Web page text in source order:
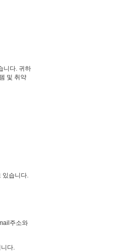
니다. 귀하
및 취약
있습니다.
주소와
다.